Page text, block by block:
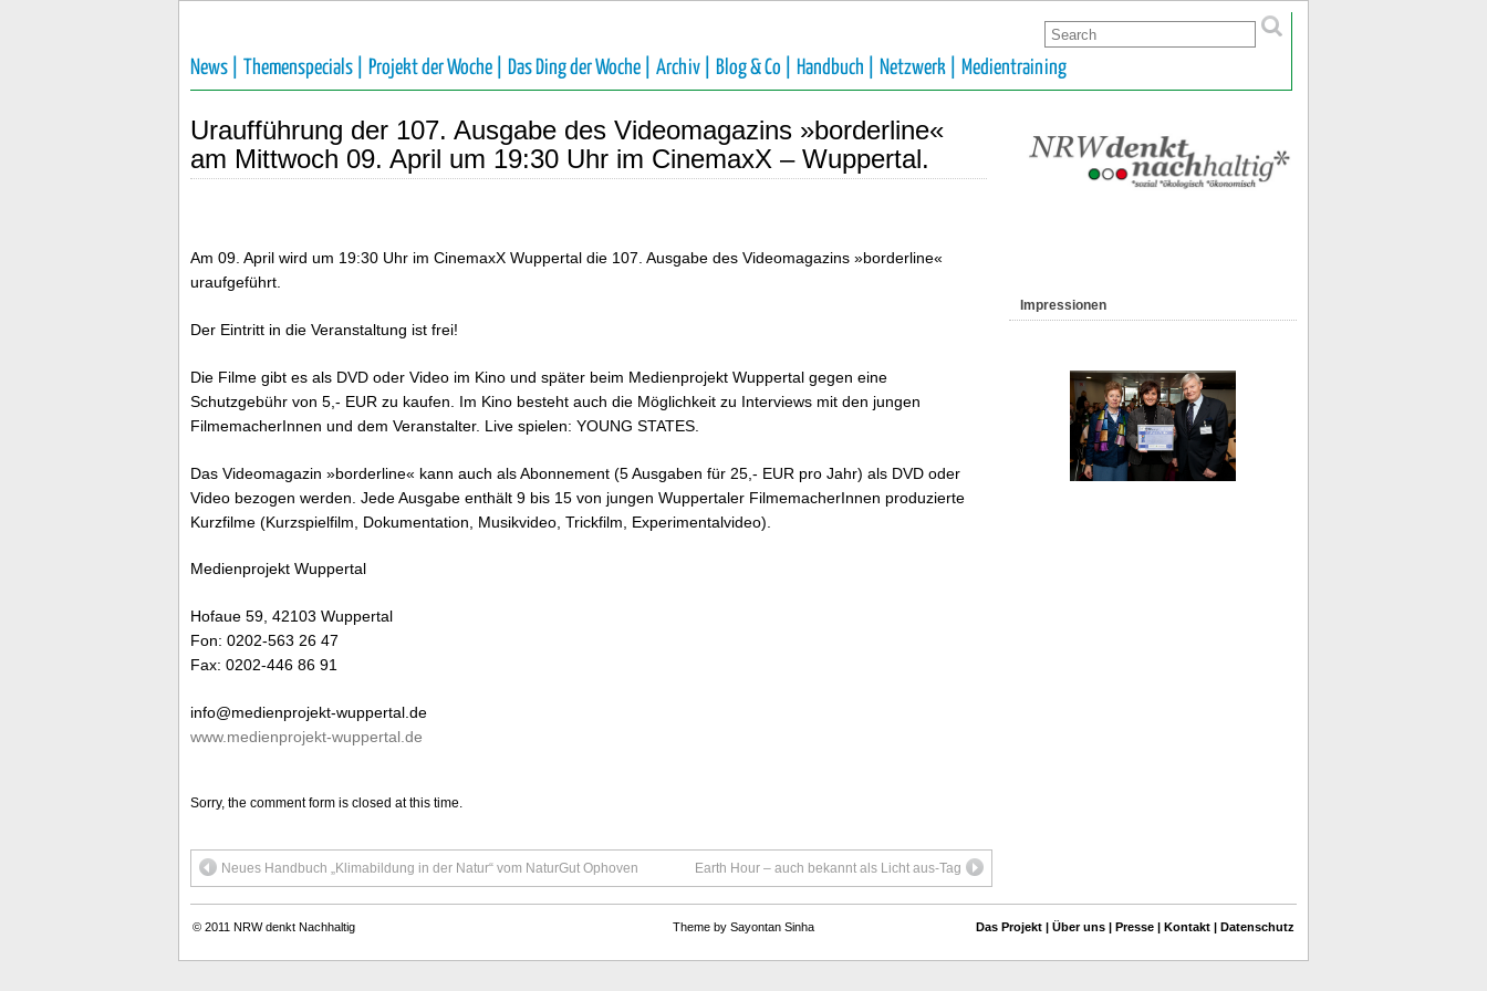
News | Themenspecials | Projekt der Woche | Das Ding der Woche | Archiv | Blog & Co | Handbuch | Netzwerk | Medientraining
Uraufführung der 107. Ausgabe des Videomagazins »borderline«
am Mittwoch 09. April um 19:30 Uhr im CinemaxX – Wuppertal.
Am 09. April wird um 19:30 Uhr im CinemaxX Wuppertal die 107. Ausgabe des Videomagazins »borderline«
uraufgeführt.
Der Eintritt in die Veranstaltung ist frei!
Die Filme gibt es als DVD oder Video im Kino und später beim Medienprojekt Wuppertal gegen eine
Schutzgebühr von 5,- EUR zu kaufen. Im Kino besteht auch die Möglichkeit zu Interviews mit den jungen
FilmemacherInnen und dem Veranstalter. Live spielen: YOUNG STATES.
Das Videomagazin »borderline« kann auch als Abonnement (5 Ausgaben für 25,- EUR pro Jahr) als DVD oder
Video bezogen werden. Jede Ausgabe enthält 9 bis 15 von jungen Wuppertaler FilmemacherInnen produzierte
Kurzfilme (Kurzspielfilm, Dokumentation, Musikvideo, Trickfilm, Experimentalvideo).
Medienprojekt Wuppertal
Hofaue 59, 42103 Wuppertal
Fon: 0202-563 26 47
Fax: 0202-446 86 91
info@medienprojekt-wuppertal.de
www.medienprojekt-wuppertal.de
Sorry, the comment form is closed at this time.
Neues Handbuch „Klimabildung in der Natur“ vom NaturGut Ophoven Earth Hour – auch bekannt als Licht aus-Tag
Impressionen
© 2011 NRW denkt Nachhaltig Theme by Sayontan Sinha Das Projekt | Über uns | Presse | Kontakt | Datenschutz